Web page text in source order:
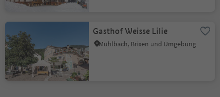
Gasthof Weisse Lilie
Mühlbach, Brixen und Umgebung